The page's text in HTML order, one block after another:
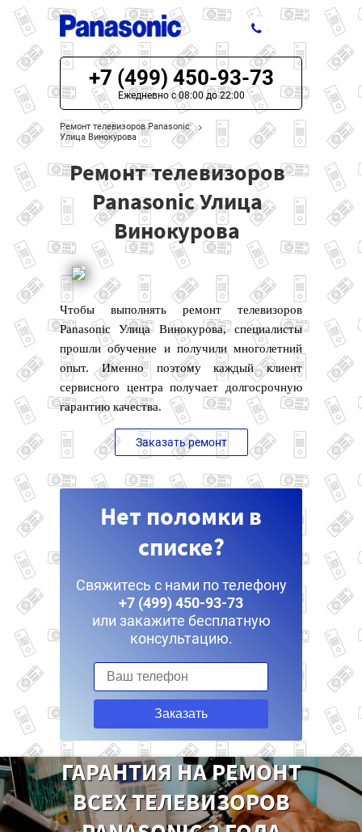
ЦЕНЫ НА РЕМОНТ
О СЕРВИСЕ
МОДЕЛИ PANASONIC
НАШИ КОНТАКТЫ
+7 (499) 450-93-73
Ежедневно с 08:00 до 22:00
Ремонт телевизоров Panasonic
Улица Винокурова
Ремонт телевизоров
Panasonic Улица
Винокурова
Чтобы выполнять ремонт телевизоров
Panasonic Улица Винокурова, специалисты
прошли обучение и получили многолетний
опыт. Именно поэтому каждый клиент
сервисного центра получает долгосрочную
гарантию качества.
Заказать ремонт
Нет поломки в
списке?
Свяжитесь с нами по телефону
+7 (499) 450-93-73
или закажите бесплатную
консультацию.
Заказать
ГАРАНТИЯ НА РЕМОНТ
ВСЕХ ТЕЛЕВИЗОРОВ